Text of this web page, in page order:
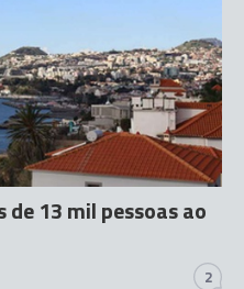
13 mil pessoas ao
2